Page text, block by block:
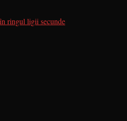
ringul ligii secunde